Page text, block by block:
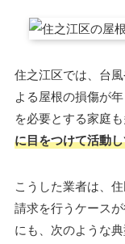
住之江区では、台
よる屋根の損傷が
を必要とする家庭
に目をつけて活動
こうした業者は、
請求を行うケース
にも、次のような